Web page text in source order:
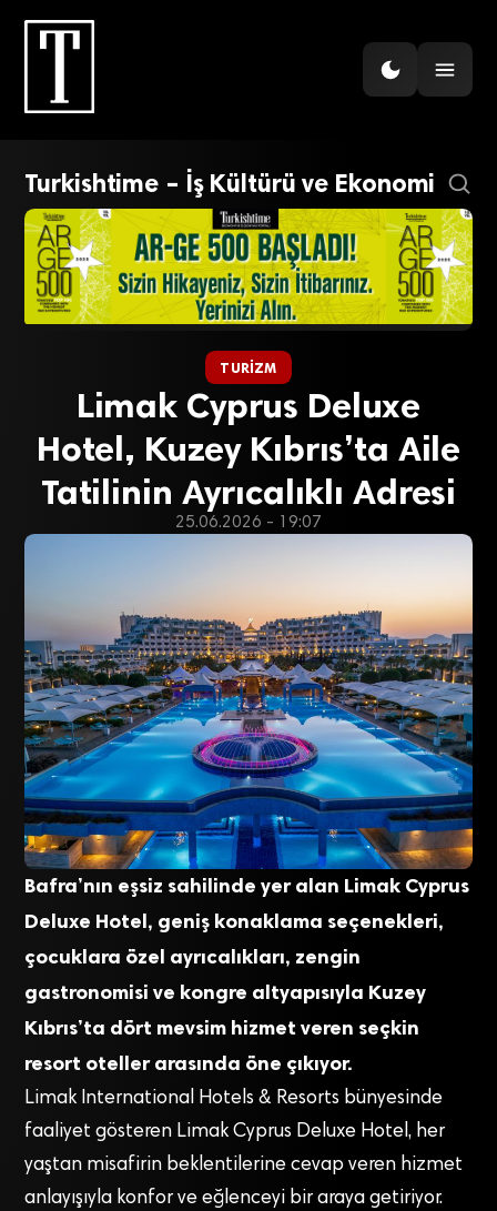
Turkishtime – İş Kültürü ve Ekonomi
TURIZM
Limak Cyprus Deluxe
Hotel, Kuzey Kıbrıs’ta Aile
Tatilinin Ayrıcalıklı Adresi
25.06.2026 - 19:07
Bafra’nın eşsiz sahilinde yer alan Limak Cyprus
Deluxe Hotel, geniş konaklama seçenekleri,
çocuklara özel ayrıcalıkları, zengin
gastronomisi ve kongre altyapısıyla Kuzey
Kıbrıs’ta dört mevsim hizmet veren seçkin
resort oteller arasında öne çıkıyor.
Limak International Hotels & Resorts bünyesinde
faaliyet gösteren Limak Cyprus Deluxe Hotel, her
yaştan misafirin beklentilerine cevap veren hizmet
anlayışıyla konfor ve eğlenceyi bir araya getiriyor.